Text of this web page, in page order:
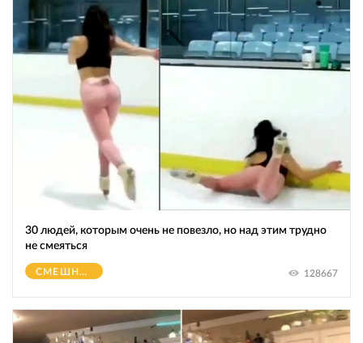
30 людей, которым очень не повезло, но над этим трудно
не смеяться
СМЕШНОЕ 128667